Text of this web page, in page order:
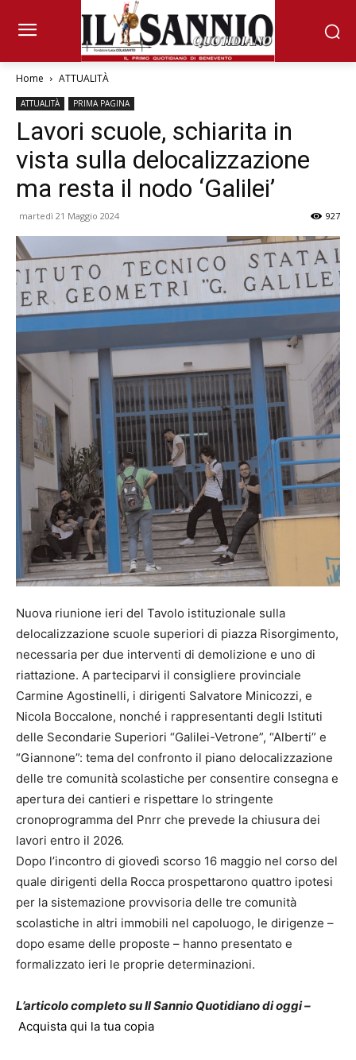
Home ATTUALITÀ
ATTUALITÀ PRIMA PAGINA
Lavori scuole, schiarita in
vista sulla delocalizzazione
ma resta il nodo ‘Galilei’
martedì 21 Maggio 2024 927
Nuova riunione ieri del Tavolo istituzionale sulla
delocalizzazione scuole superiori di piazza Risorgimento,
necessaria per due interventi di demolizione e uno di
riattazione. A parteciparvi il consigliere provinciale
Carmine Agostinelli, i dirigenti Salvatore Minicozzi, e
Nicola Boccalone, nonché i rappresentanti degli Istituti
delle Secondarie Superiori “Galilei-Vetrone”, “Alberti” e
“Giannone”: tema del confronto il piano delocalizzazione
delle tre comunità scolastiche per consentire consegna e
apertura dei cantieri e rispettare lo stringente
cronoprogramma del Pnrr che prevede la chiusura dei
lavori entro il 2026.
Dopo l’incontro di giovedì scorso 16 maggio nel corso del
quale dirigenti della Rocca prospettarono quattro ipotesi
per la sistemazione provvisoria delle tre comunità
scolastiche in altri immobili nel capoluogo, le dirigenze –
dopo esame delle proposte – hanno presentato e
formalizzato ieri le proprie determinazioni.
L’articolo completo su Il Sannio Quotidiano di oggi –
Acquista qui la tua copia